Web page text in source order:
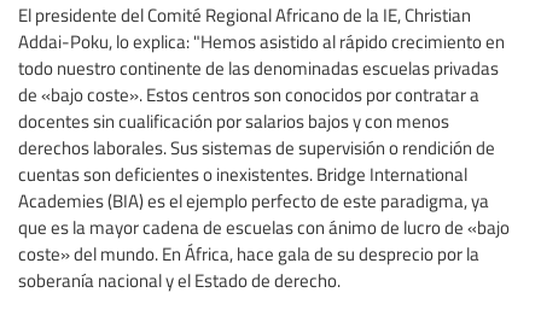
El presidente del Comité Regional Africano de la IE, Christian
Addai-Poku, lo explica: "Hemos asistido al rápido crecimiento en
todo nuestro continente de las denominadas escuelas privadas
de «bajo coste». Estos centros son conocidos por contratar a
docentes sin cualificación por salarios bajos y con menos
derechos laborales. Sus sistemas de supervisión o rendición de
cuentas son deficientes o inexistentes. Bridge International
Academies (BIA) es el ejemplo perfecto de este paradigma, ya
que es la mayor cadena de escuelas con ánimo de lucro de «bajo
coste» del mundo. En África, hace gala de su desprecio por la
soberanía nacional y el Estado de derecho.